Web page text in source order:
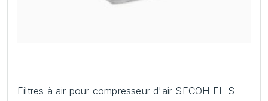
Filtres à air pour compresseur d'air SECOH EL-S